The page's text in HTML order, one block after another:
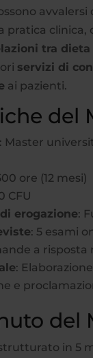
avvalersi
pratica clinica,
tra dieta
servizi di
ai pazienti.
del
: Master
ore (12 mesi)
CFU
erogazione:
: 5 esami
a risposta
:
e
del
in 5